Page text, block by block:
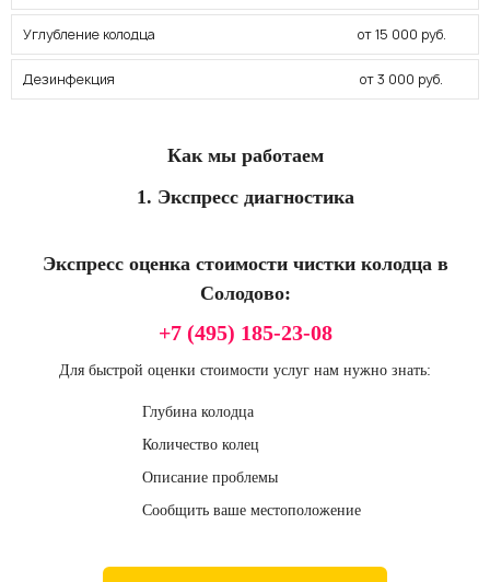
Углубление колодца от 15 000 руб.
Дезинфекция от 3 000 руб.
Как мы работаем
1. Экспресс диагностика
Экспресс оценка стоимости чистки колодца в
Солодово:
+7 (495) 185-23-08
Для быстрой оценки стоимости услуг нам нужно знать:
Глубина колодца
Количество колец
Описание проблемы
Сообщить ваше местоположение